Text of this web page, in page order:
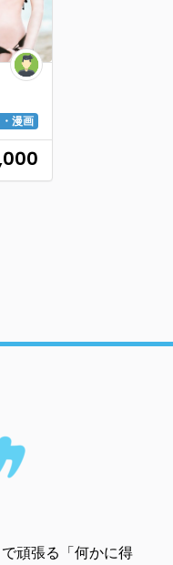
漫画
頑張る「何かに得